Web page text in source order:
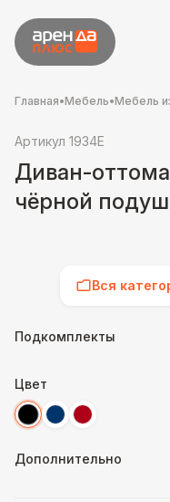
Главная•Мебель•Мебель
Артикул 1934E
Диван-
чёрной
Вся
Подкомплекты
Цвет
Дополнительно